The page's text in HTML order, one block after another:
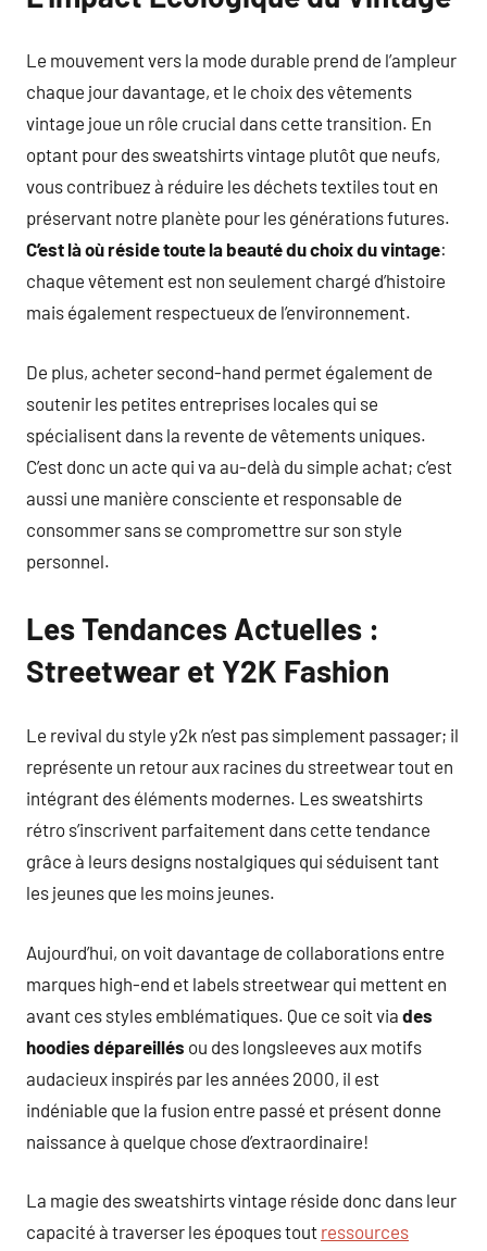
Le mouvement vers la mode durable prend de l’ampleur
chaque jour davantage, et le choix des vêtements
vintage joue un rôle crucial dans cette transition. En
optant pour des sweatshirts vintage plutôt que neufs,
vous contribuez à réduire les déchets textiles tout en
préservant notre planète pour les générations futures.
C’est là où réside toute la beauté du choix du vintage:
chaque vêtement est non seulement chargé d’histoire
mais également respectueux de l’environnement.
De plus, acheter second-hand permet également de
soutenir les petites entreprises locales qui se
spécialisent dans la revente de vêtements uniques.
C’est donc un acte qui va au-delà du simple achat; c’est
aussi une manière consciente et responsable de
consommer sans se compromettre sur son style
personnel.
Les Tendances Actuelles :
Streetwear et Y2K Fashion
Le revival du style y2k n’est pas simplement passager; il
représente un retour aux racines du streetwear tout en
intégrant des éléments modernes. Les sweatshirts
rétro s’inscrivent parfaitement dans cette tendance
grâce à leurs designs nostalgiques qui séduisent tant
les jeunes que les moins jeunes.
Aujourd’hui, on voit davantage de collaborations entre
marques high-end et labels streetwear qui mettent en
avant ces styles emblématiques. Que ce soit via des
hoodies dépareillés ou des longsleeves aux motifs
audacieux inspirés par les années 2000, il est
indéniable que la fusion entre passé et présent donne
naissance à quelque chose d’extraordinaire!
La magie des sweatshirts vintage réside donc dans leur
capacité à traverser les époques tout ressources